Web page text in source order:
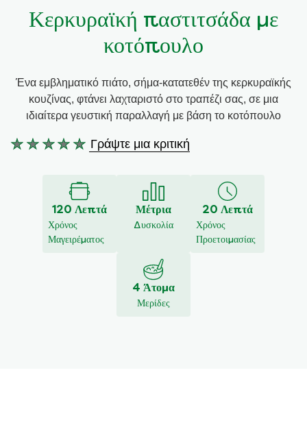
Συνταγές από την Μαργαρίτα Νικολαΐδη
Κερκυραϊκή παστιτσάδα με
κοτόπουλο
Ένα εμβληματικό πιάτο, σήμα-κατατεθέν της κερκυραϊκής
κουζίνας, φτάνει λαχταριστό στο τραπέζι σας, σε μια
ιδιαίτερα γευστική παραλλαγή με βάση το κοτόπουλο
Δεν
αξιολογήσεις
Γράψτε μια κριτική
120 Λεπτά
Χρόνος
Μαγειρέματος
Μέτρια
Δυσκολία
20 Λεπτά
Χρόνος
Προετοιμασίας
4 Άτομα
Μερίδες